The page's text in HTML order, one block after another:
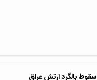
سقوط بالگرد ارتش عراق